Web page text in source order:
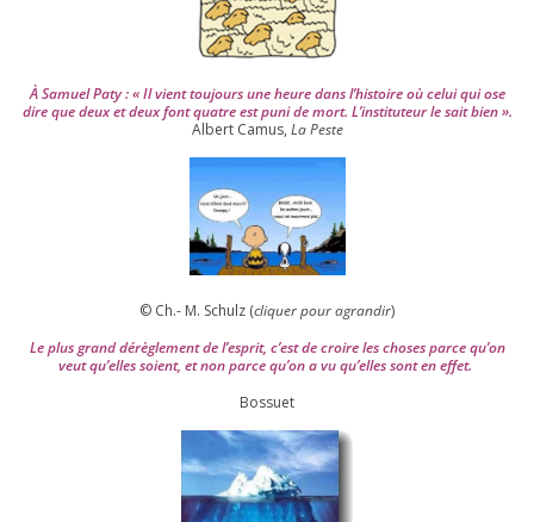
À Samuel Paty : « Il vient tou­jours une heure dans l’his­toire où celui qui ose
dire que deux et deux font quatre est puni de mort. L’instituteur le sait bien ».
Albert Camus, La Peste
© Ch.- M. Schulz (cli­quer pour agran­dir)
Le plus grand dérè­gle­ment de l’es­prit, c’est de croire les choses parce qu’on
veut qu’elles soient, et non parce qu’on a vu qu’elles sont en effet.
Bossuet